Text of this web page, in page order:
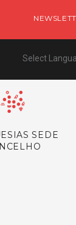
Select
SEDE